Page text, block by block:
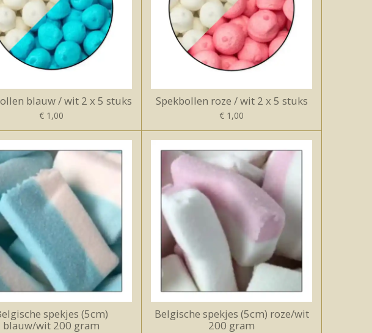
blauw / wit 2 x 5 stuks
€ 1,00
Spekbollen roze / wit 2 x 5 stuks
€ 1,00
spekjes (5cm)
blauw/wit 200 gram
Belgische spekjes (5cm) roze/wit
200 gram